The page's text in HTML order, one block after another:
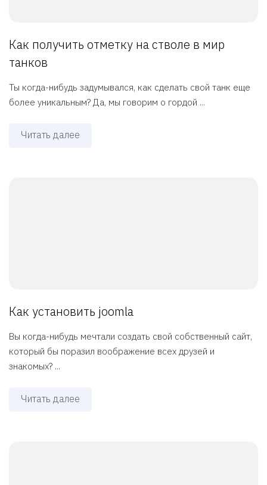
Как получить отметку на стволе в мир
танков
Ты когда-нибудь задумывался, как сделать свой танк еще
более уникальным? Да, мы говорим о гордой ...
Читать далее
Как установить joomla
Вы когда-нибудь мечтали создать свой собственный сайт,
который бы поразил воображение всех друзей и
знакомых? ...
Читать далее